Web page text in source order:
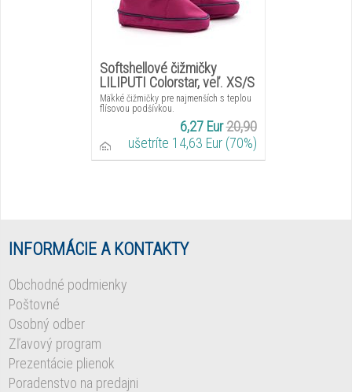
Softshellové čižmičky
LILIPUTI Colorstar, veľ. XS/S
Mäkké čižmičky pre najmenších s teplou
flísovou podšívkou.
6,27 Eur20,90
ušetríte 14,63 Eur (70%)
INFORMÁCIE A KONTAKTY
Obchodné podmienky
Poštovné
Osobný odber
Zľavový program
Prezentácie plienok
Poradenstvo na predajni